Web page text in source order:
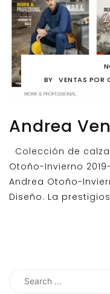
BY
VENTAS POR
Andrea
Colección de
Otoño-Invierno
Andrea Otoño-
Diseño. La
Search